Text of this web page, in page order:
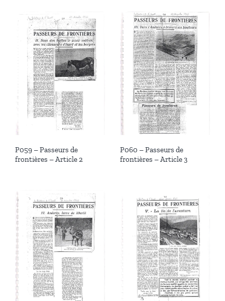
P059 – Passeurs de
frontières – Article 2
P060 – Passeurs de
frontières – Article 3